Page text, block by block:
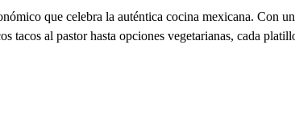
que celebra la auténtica cocina mexicana. Con
tacos al pastor hasta opciones vegetarianas, cada